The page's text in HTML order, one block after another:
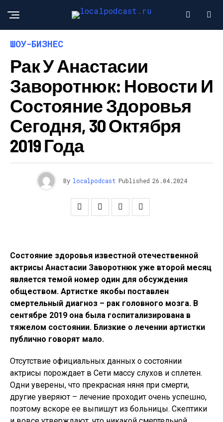
ШОУ-БИЗНЕС
Рак У Анастасии
Заворотнюк: Новости И
Состояние Здоровья
Сегодня, 30 Октября
2019 Года
By localpodcast Published 26.04.2024
Состояние здоровья известной отечественной
актрисы Анастасии Заворотнюк уже второй месяц
является темой номер один для обсуждения
обществом. Артистке якобы поставлен
смертельный диагноз – рак головного мозга. В
сентябре 2019 она была госпитализирована в
тяжелом состоянии. Близкие о лечении артистки
публично говорят мало.
Отсутствие официальных данных о состоянии
актрисы порождает в Сети массу слухов и сплетен.
Одни уверены, что прекрасная няня при смерти,
другие уверяют – лечение проходит очень успешно,
поэтому вскоре ее выпишут из больницы. Скептики